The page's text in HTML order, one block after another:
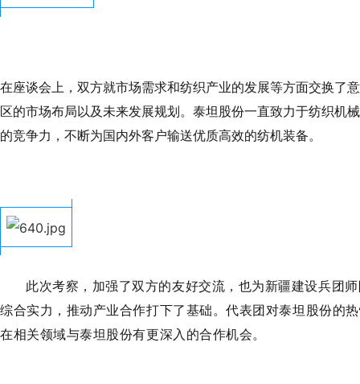
在座谈会上，双方就市场需求和纺织产业的发展等方面交换了
区的市场布局以及未来发展规划。泰坦股份一直致力于纺织机
的竞争力，不断为国内外客户输送优质高效的纺机装备。
此次考察，加强了双方的友好交流，也为新疆建设兵团
综合实力，推动产业合作打下了基础。代表团对泰坦股份的
在相关领域与泰坦股份有更深入的合作机会。